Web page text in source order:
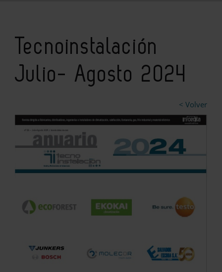
Tecnoinstalación
Julio- Agosto 2024
< Volver